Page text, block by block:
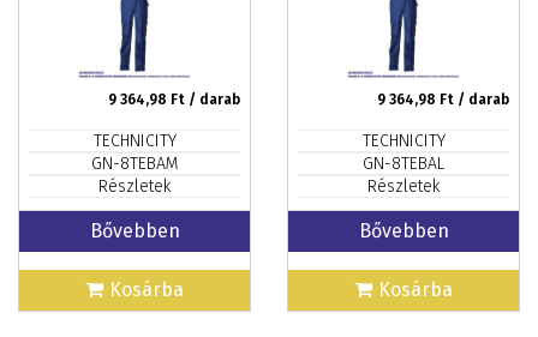
9 364,98 Ft / darab
TECHNICITY
GN-8TEBAM
Részletek
Bővebben
Kosárba
9 364,98 Ft / darab
TECHNICITY
GN-8TEBAL
Részletek
Bővebben
Kosárba